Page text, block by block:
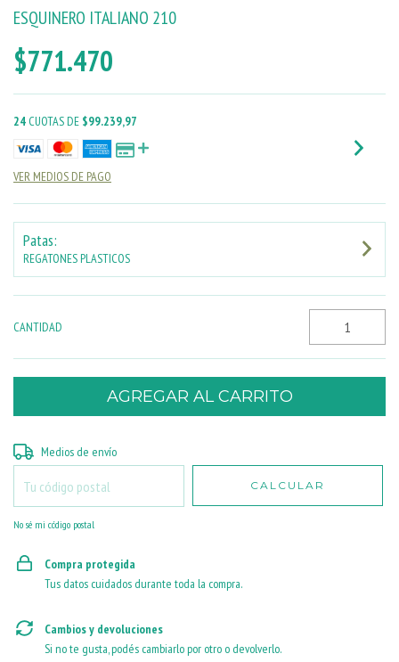
ESQUINERO ITALIANO 210
$771.470
24 CUOTAS DE $99.239,97
VER MEDIOS DE PAGO
Patas:
REGATONES PLASTICOS
CANTIDAD
Entregas para el CP:
Medios de envío
CALCULAR
No sé mi código postal
Compra protegida
Tus datos cuidados durante toda la compra.
Cambios y devoluciones
Si no te gusta, podés cambiarlo por otro o devolverlo.